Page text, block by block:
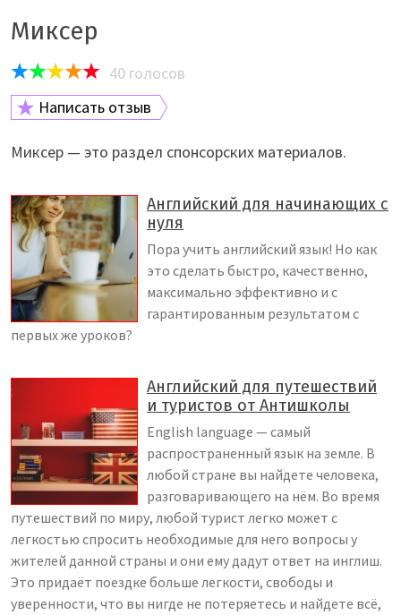
Миксер
40 голосов
Написать отзыв
Миксер — это раздел спонсорских материалов.
Английский для начинающих с
нуля
Пора учить английский язык! Но как
это сделать быстро, качественно,
максимально эффективно и с
гарантированным результатом с
первых же уроков?
Английский для путешествий
и туристов от Антишколы
English language — самый
распространенный язык на земле. В
любой стране вы найдете человека,
разговаривающего на нём. Во время
путешествий по миру, любой турист легко может с
легкостью спросить необходимые для него вопросы у
жителей данной страны и они ему дадут ответ на инглиш.
Это придаёт поездке больше легкости, свободы и
уверенности, что вы нигде не потеряетесь и найдете всё,